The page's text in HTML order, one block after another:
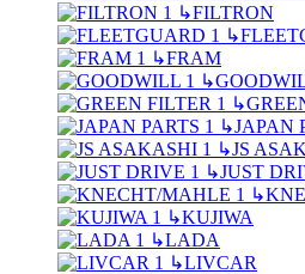
↳FILTRON
↳
↳FRAM
↳
↳
↳JAPAN
↳JS
↳JUST
↳
↳KUJIWA
↳LADA
↳LIVCAR